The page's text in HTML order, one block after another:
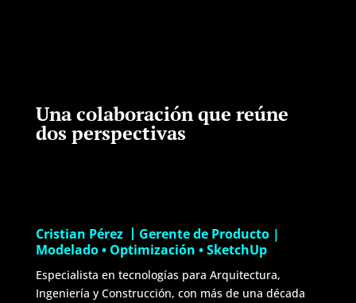
Una colaboración que reúne
dos perspectivas
Cristian Pérez 丨Gerente de Producto |
Modelado • Optimización • SketchUp
Especialista en tecnologías para Arquitectura,
Ingeniería y Construcción, con más de una década